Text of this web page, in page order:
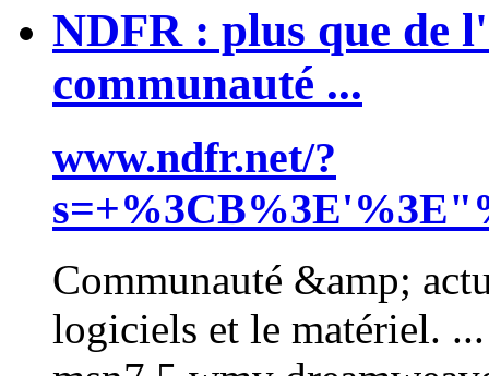
NDFR : plus que de
communauté ...
www.ndfr.net/?
Communauté &amp;
logiciels et le matériel.